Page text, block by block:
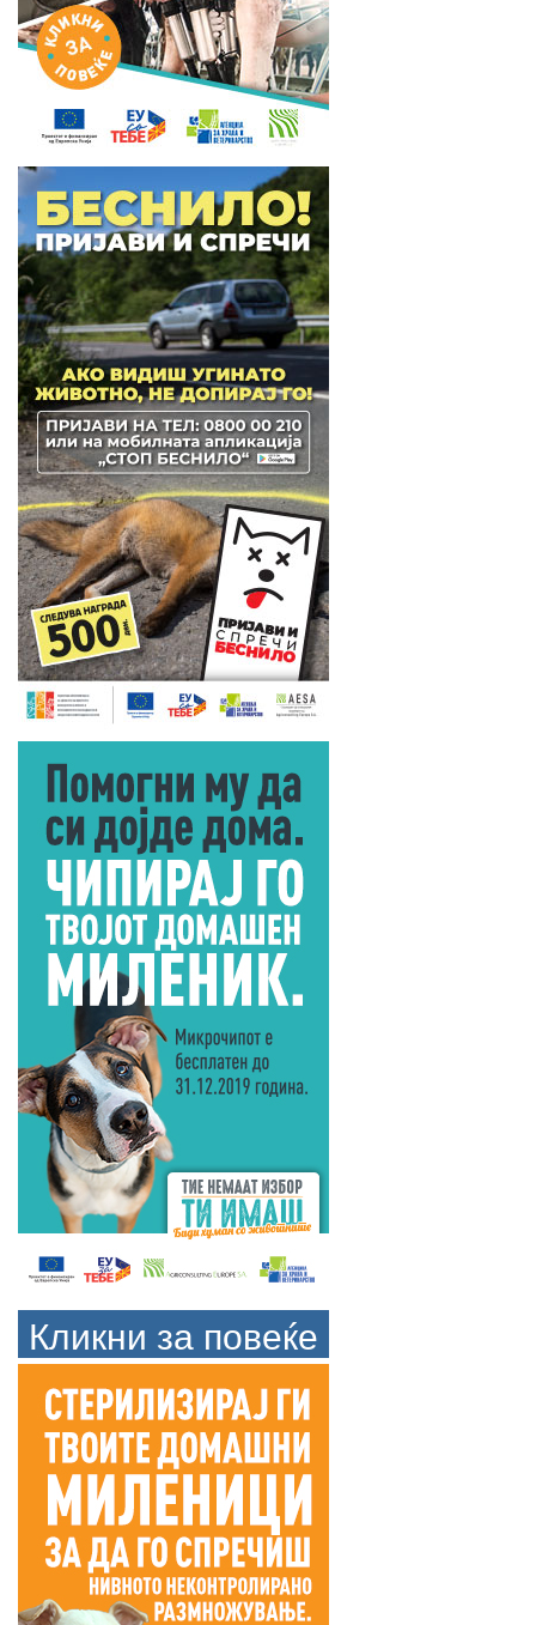
Кликни за повеќе